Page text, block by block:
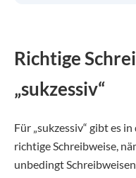
Richtige
„sukzessiv“
Für „sukzessiv“ gibt es
richtige Schreibweise,
unbedingt Schreibweisen